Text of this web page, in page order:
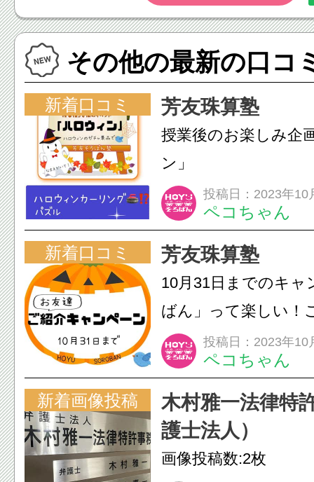
その他の最新の口コ
新着口コミ 芳友珠算塾
授業後のお楽しみ企
ン」
投稿日：2023年10
ペコちゃん
新着口コミ 芳友珠算塾
10月31日までのキャ
ばん」って楽しい！
ぜひ(^^)投稿日：2023年10
ペコちゃん
新着画像投稿
木村雅一法律特
護士法人）
画像投稿数:2枚